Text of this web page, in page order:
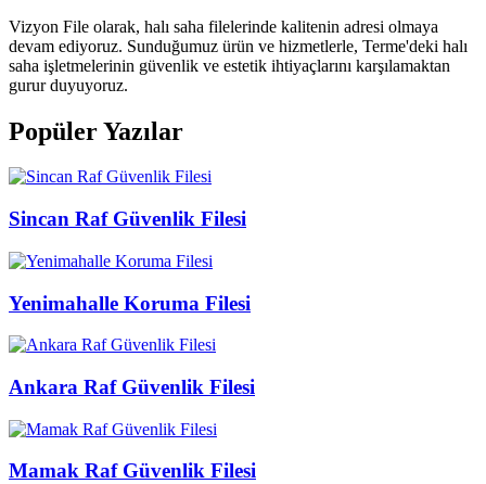
Vizyon File olarak, halı saha filelerinde kalitenin adresi olmaya
devam ediyoruz. Sunduğumuz ürün ve hizmetlerle, Terme'deki halı
saha işletmelerinin güvenlik ve estetik ihtiyaçlarını karşılamaktan
gurur duyuyoruz.
Popüler Yazılar
Sincan Raf Güvenlik Filesi
Yenimahalle Koruma Filesi
Ankara Raf Güvenlik Filesi
Mamak Raf Güvenlik Filesi